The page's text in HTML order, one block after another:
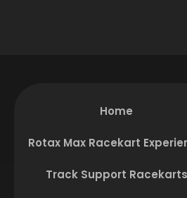
Home
Rotax Max Racekart
Track Support Racekarts